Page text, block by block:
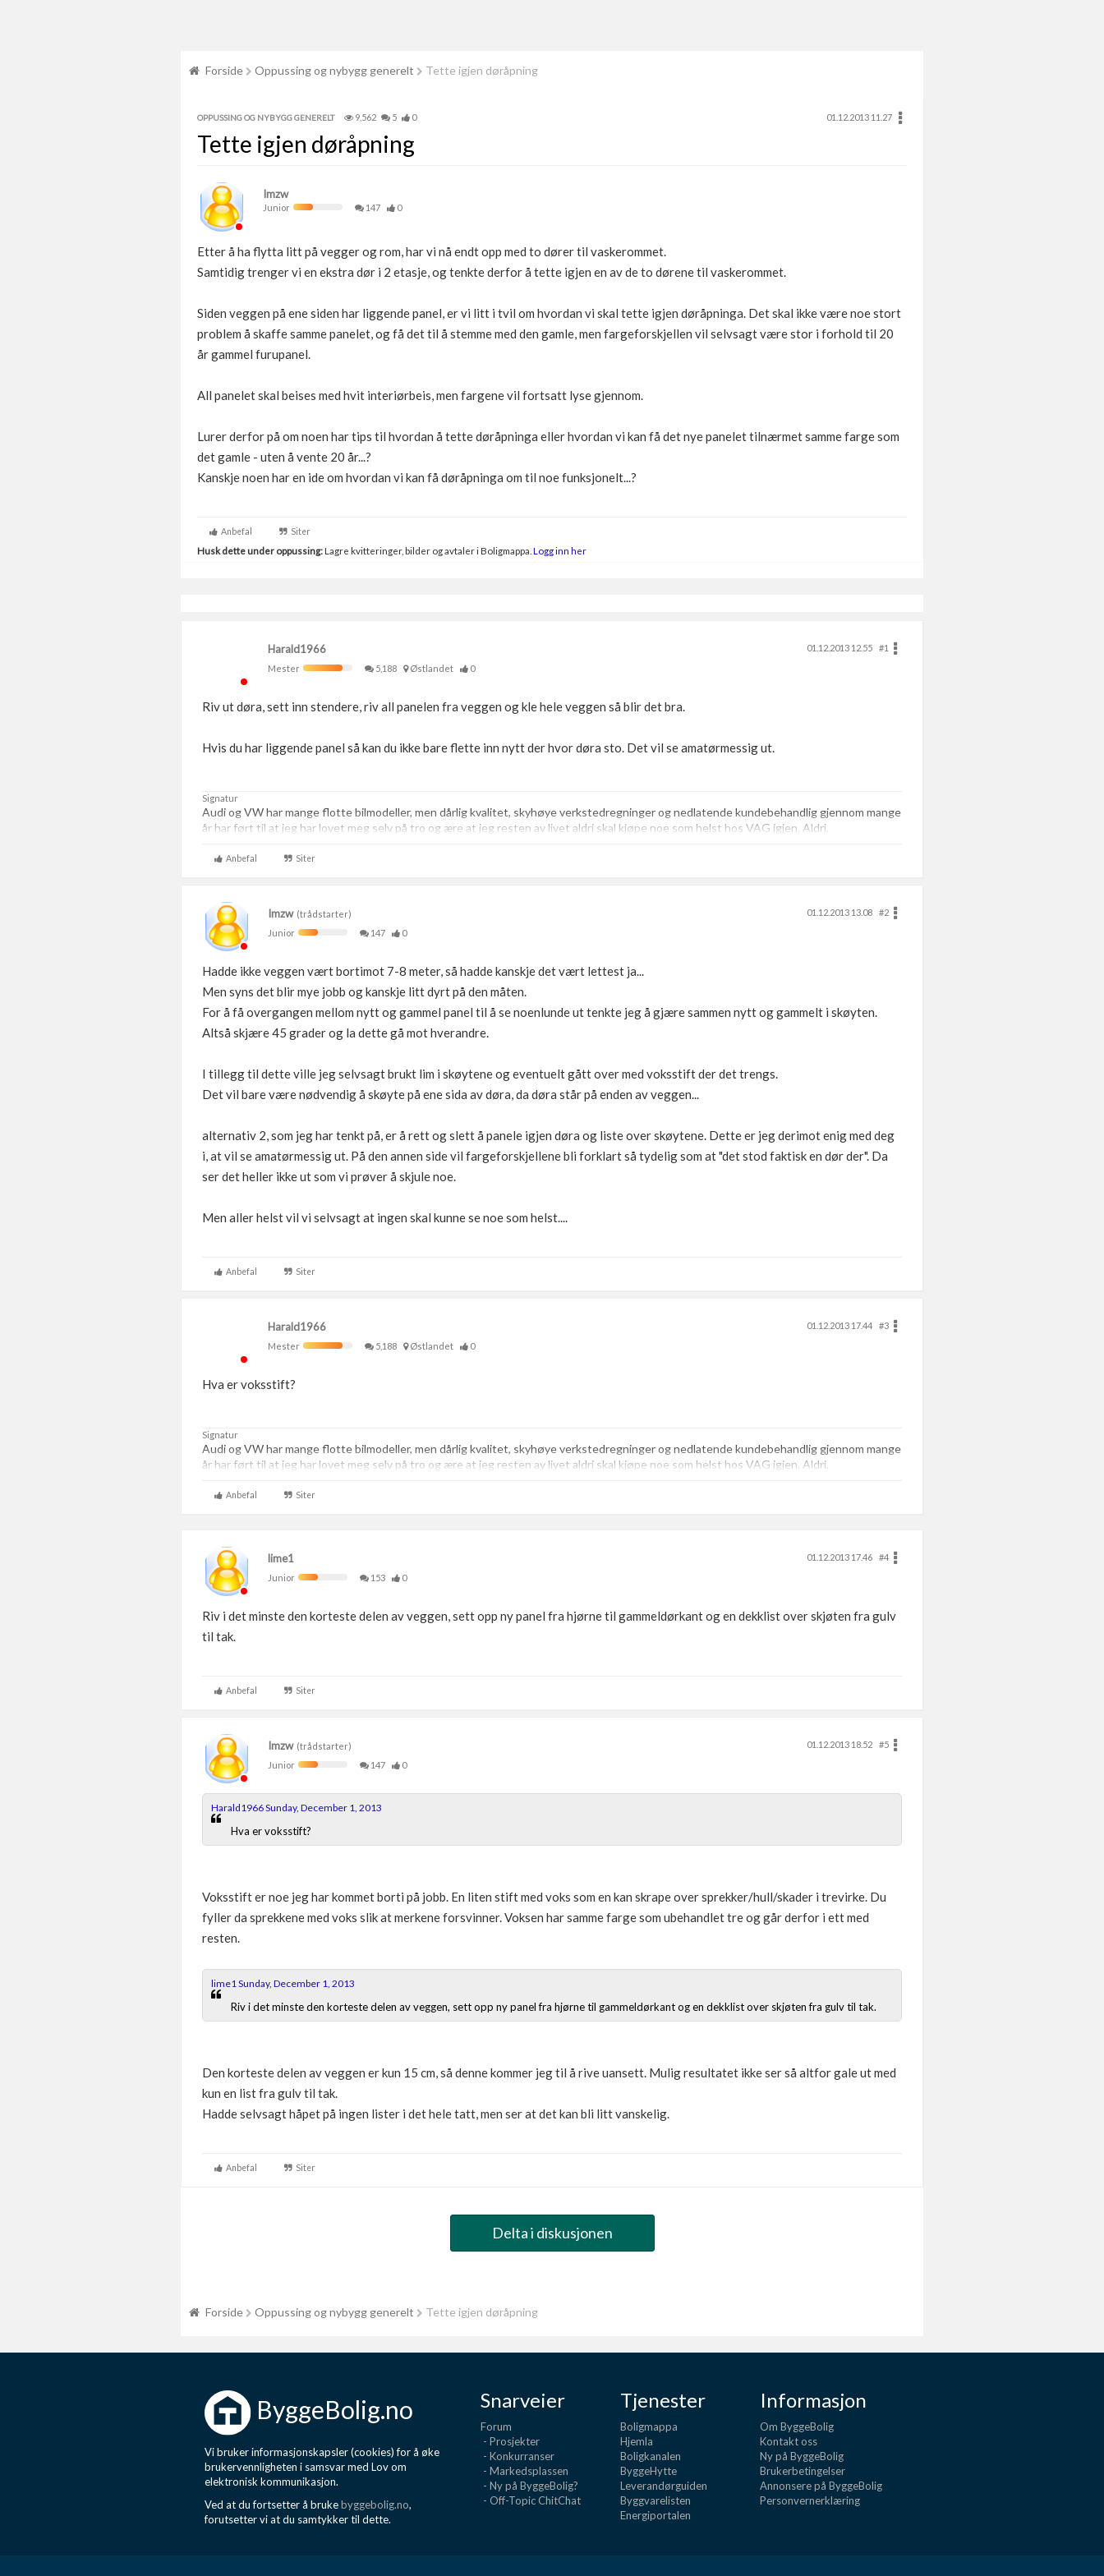
Forside Oppussing og nybygg generelt Tette igjen døråpning
OPPUSSING OG NYBYGG GENERELT 9,562 5 0 01.12.2013 11.27
Tette igjen døråpning
Imzw
Junior 147 0
Etter å ha flytta litt på vegger og rom, har vi nå endt opp med to dører til vaskerommet.
Samtidig trenger vi en ekstra dør i 2 etasje, og tenkte derfor å tette igjen en av de to dørene til vaskerommet.
Siden veggen på ene siden har liggende panel, er vi litt i tvil om hvordan vi skal tette igjen døråpninga. Det skal ikke være noe stort
problem å skaffe samme panelet, og få det til å stemme med den gamle, men fargeforskjellen vil selvsagt være stor i forhold til 20
år gammel furupanel.
All panelet skal beises med hvit interiørbeis, men fargene vil fortsatt lyse gjennom.
Lurer derfor på om noen har tips til hvordan å tette døråpninga eller hvordan vi kan få det nye panelet tilnærmet samme farge som
det gamle - uten å vente 20 år...?
Kanskje noen har en ide om hvordan vi kan få døråpninga om til noe funksjonelt...?
Anbefal Siter
Husk dette under oppussing:Lagre kvitteringer, bilder og avtaler i Boligmappa. Logg inn her
Harald1966 01.12.2013 12.55
#1
Mester
5,188 Østlandet 0
Riv ut døra, sett inn stendere, riv all panelen fra veggen og kle hele veggen så blir det bra.
Hvis du har liggende panel så kan du ikke bare flette inn nytt der hvor døra sto. Det vil se amatørmessig ut.
Signatur
Audi og VW har mange flotte bilmodeller, men dårlig kvalitet, skyhøye verkstedregninger og nedlatende kundebehandlig gjennom mange
år har ført til at jeg har lovet meg selv på tro og ære at jeg resten av livet aldri skal kjøpe noe som helst hos VAG igjen. Aldri.
Anbefal Siter
Imzw(trådstarter) 01.12.2013 13.08
#2
Junior
147 0
Hadde ikke veggen vært bortimot 7-8 meter, så hadde kanskje det vært lettest ja...
Men syns det blir mye jobb og kanskje litt dyrt på den måten.
For å få overgangen mellom nytt og gammel panel til å se noenlunde ut tenkte jeg å gjære sammen nytt og gammelt i skøyten.
Altså skjære 45 grader og la dette gå mot hverandre.
I tillegg til dette ville jeg selvsagt brukt lim i skøytene og eventuelt gått over med voksstift der det trengs.
Det vil bare være nødvendig å skøyte på ene sida av døra, da døra står på enden av veggen...
alternativ 2, som jeg har tenkt på, er å rett og slett å panele igjen døra og liste over skøytene. Dette er jeg derimot enig med deg
i, at vil se amatørmessig ut. På den annen side vil fargeforskjellene bli forklart så tydelig som at "det stod faktisk en dør der". Da
ser det heller ikke ut som vi prøver å skjule noe.
Men aller helst vil vi selvsagt at ingen skal kunne se noe som helst....
Anbefal Siter
Harald1966 01.12.2013 17.44
#3
Mester
5,188 Østlandet 0
Hva er voksstift?
Signatur
Audi og VW har mange flotte bilmodeller, men dårlig kvalitet, skyhøye verkstedregninger og nedlatende kundebehandlig gjennom mange
år har ført til at jeg har lovet meg selv på tro og ære at jeg resten av livet aldri skal kjøpe noe som helst hos VAG igjen. Aldri.
Anbefal Siter
lime1 01.12.2013 17.46
#4
Junior
153 0
Riv i det minste den korteste delen av veggen, sett opp ny panel fra hjørne til gammeldørkant og en dekklist over skjøten fra gulv
til tak.
Anbefal Siter
Imzw(trådstarter) 01.12.2013 18.52
#5
Junior
147 0
Harald1966 Sunday, December 1, 2013
Hva er voksstift?
Voksstift er noe jeg har kommet borti på jobb. En liten stift med voks som en kan skrape over sprekker/hull/skader i trevirke. Du
fyller da sprekkene med voks slik at merkene forsvinner. Voksen har samme farge som ubehandlet tre og går derfor i ett med
resten.
lime1 Sunday, December 1, 2013
Riv i det minste den korteste delen av veggen, sett opp ny panel fra hjørne til gammeldørkant og en dekklist over skjøten fra gulv til tak.
Den korteste delen av veggen er kun 15 cm, så denne kommer jeg til å rive uansett. Mulig resultatet ikke ser så altfor gale ut med
kun en list fra gulv til tak.
Hadde selvsagt håpet på ingen lister i det hele tatt, men ser at det kan bli litt vanskelig.
Anbefal Siter
Delta i diskusjonen
Forside Oppussing og nybygg generelt Tette igjen døråpning
ByggeBolig.no
Vi bruker informasjonskapsler (cookies) for å øke
brukervennligheten i samsvar med Lov om
elektronisk kommunikasjon.
Ved at du fortsetter å brukebyggebolig.no,
forutsetter vi at du samtykker til dette.
Snarveier
Forum
- Prosjekter
- Konkurranser
- Markedsplassen
- Ny på ByggeBolig?
- Off-Topic ChitChat
Tjenester
Boligmappa
Hjemla
Boligkanalen
ByggeHytte
Leverandørguiden
Byggvarelisten
Energiportalen
Informasjon
Om ByggeBolig
Kontakt oss
Ny på ByggeBolig
Brukerbetingelser
Annonsere på ByggeBolig
Personvernerklæring